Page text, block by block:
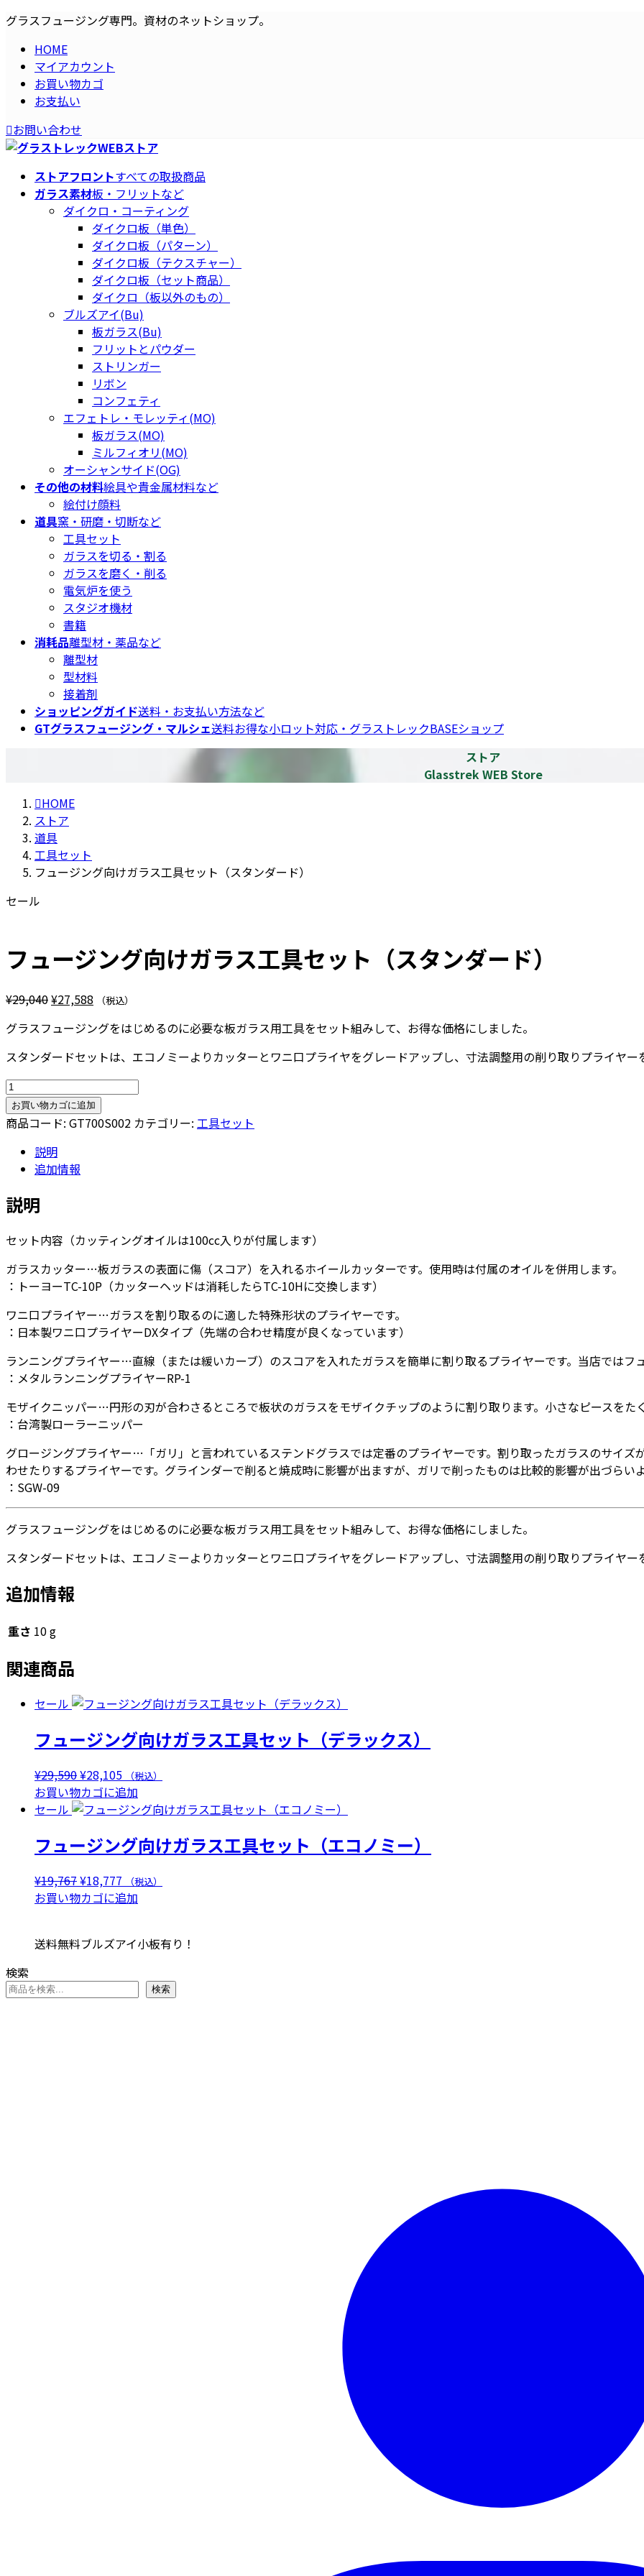
コ
ス
キ
ナ
ン
に
グラスフュージング専門。資材のネットショップ。
HOME
マイアカウント
お買い物カゴ
お支払い
お問い合わせ
ストアフロントすべての取扱商品
ガラス素材板・フリットなど
ダイクロ・コーティング
ダイクロ板（単色）
ダイクロ板（パターン）
ダイクロ板（テクスチャー）
ダイクロ板（セット商品）
ダイクロ（板以外のもの）
ブルズアイ(Bu)
板ガラス(Bu)
フリットとパウダー
ストリンガー
リボン
コンフェティ
エフェトレ・モレッティ(MO)
板ガラス(MO)
ミルフィオリ(MO)
オーシャンサイド(OG)
その他の材料絵具や貴金属材料など
絵付け顔料
道具窯・研磨・切断など
工具セット
ガラスを切る・割る
ガラスを磨く・削る
電気炉を使う
スタジオ機材
書籍
消耗品離型材・薬品など
離型材
型材料
接着剤
ショッピングガイド送料・お支払い方法など
GTグラスフュージング・マルシェ送料お得な小ロット対応・グラストレックBASEショップ
ストア
Glasstrek WEB Store
HOME
ストア
道具
工具セット
フュージング向けガラス工具セット（スタンダード）
セール
フュージング向けガラス工具セット（スタンダード）
¥29,040元
価
格
¥29,040
で
し
¥27,588 現
の
価
格
は
¥27,588
で
（税込）
グラスフュージングをはじめるのに必要な板ガラス用工具をセット組みして、お得な価格にしました。
スタンダードセットは、エコノミーよりカッターとワニ口プライヤをグレードアップし、寸法調整用の削り取りプライヤー
フ
ュ
ー
け
ラ
工
具
セ
ッ
（ス
タ
ダ
ー
ド）
個
お買い物カゴに追加
商品コード: GT700S002 カテゴリー: 工具セット
説明
追加情報
説明
セット内容（カッティングオイルは100cc入りが付属します）
ガラスカッター…板ガラスの表面に傷（スコア）を入れるホイールカッターです。使用時は付属のオイルを併用します。
：トーヨーTC-10P（カッターヘッドは消耗したらTC-10Hに交換します）
ワニ口プライヤー…ガラスを割り取るのに適した特殊形状のプライヤーです。
：日本製ワニ口プライヤーDXタイプ（先端の合わせ精度が良くなっています）
ランニングプライヤー…直線（または緩いカーブ）のスコアを入れたガラスを簡単に割り取るプライヤーです。当店ではフ
：メタルランニングプライヤーRP-1
モザイクニッパー…円形の刃が合わさるところで板状のガラスをモザイクチップのように割り取ります。小さなピースをた
：台湾製ローラーニッパー
グロージングプライヤー…「ガリ」と言われているステンドグラスでは定番のプライヤーです。割り取ったガラスのサイ
わせたりするプライヤーです。グラインダーで削ると焼成時に影響が出ますが、ガリで削ったものは比較的影響が出づらいよ
：SGW-09
グラスフュージングをはじめるのに必要な板ガラス用工具をセット組みして、お得な価格にしました。
スタンダードセットは、エコノミーよりカッターとワニ口プライヤをグレードアップし、寸法調整用の削り取りプライヤー
追加情報
重さ 10 g
関連商品
セール
フュージング向けガラス工具セット（デラックス）
¥29,590元
の
価
は
¥29,590
で
し
¥28,105現
在
の
格
は
¥28,105
で
（税込）
お買い物カゴに追加
セール
フュージング向けガラス工具セット（エコノミー）
¥19,767元
の
は
で
し
¥18,777 現
在
格
¥18,777
で
（税込）
お買い物カゴに追加
送料無料ブルズアイ小板有り！
検索
検索